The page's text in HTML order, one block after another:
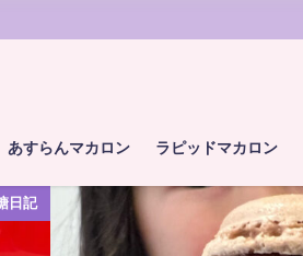
あすらんマカロン ラピッドマカロン
日記